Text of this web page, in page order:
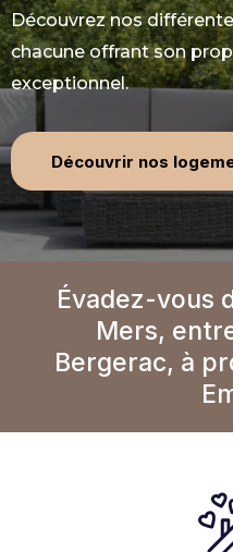
Découvrez nos
chacune offrant son
exceptionnel.
Découvrir nos
Évadez-vous
Mers,
Bergerac, à